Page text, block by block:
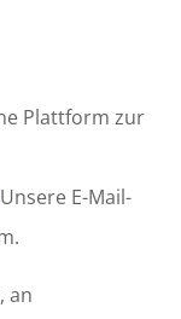
Plattform zur
Unsere E-Mail-
an